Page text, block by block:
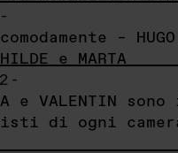
–
e MARTA
-
e VALENTIN
di ogni